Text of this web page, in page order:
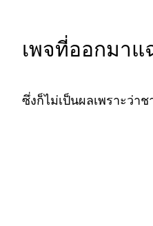
เพจที่ออกมา
ซึ่งก็ไม่เป็นผลเพราะว่า